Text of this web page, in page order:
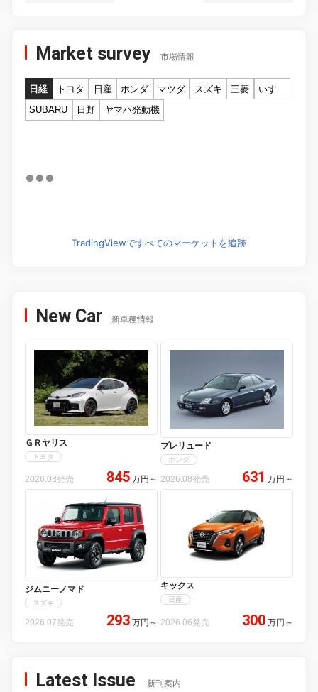
Market survey 市場情報
日経 トヨタ 日産 ホンダ マツダ スズキ 三菱
いすゞ
SUBARU
日野 ヤマハ発動機
TradingViewですべてのマーケットを追跡
New Car 新車種情報
ＧＲヤリス
トヨタ
2026.08発売 845 万円 ～
プレリュード
ホンダ
2026.08発売 631 万円 ～
ジムニーノマド
スズキ
2026.07発売 293 万円 ～
キックス
日産
2026.06発売 300 万円 ～
Latest Issue 新刊案内